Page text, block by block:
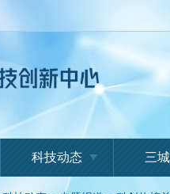
科技动态 三